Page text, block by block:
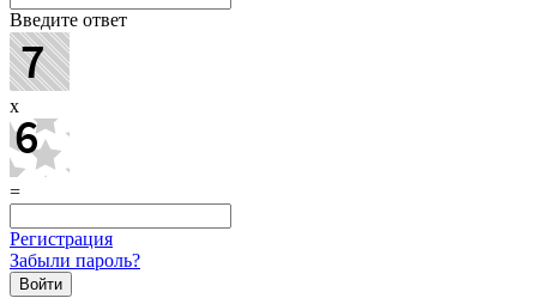
Введите ответ
x
=
Регистрация
Забыли пароль?